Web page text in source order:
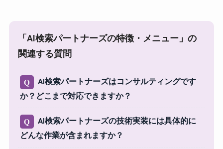
「AI検索パートナーズの特徴・メニュー」の
関連する質問
Q
AI検索パートナーズはコンサルティングです
か？どこまで対応できますか？
Q
AI検索パートナーズの技術実装には具体的に
どんな作業が含まれますか？